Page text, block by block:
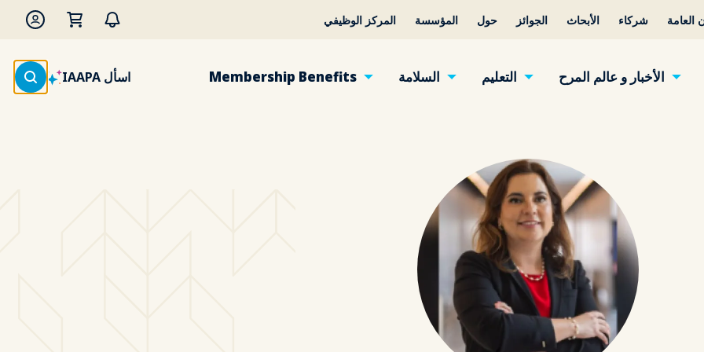
العامة شركاء الأبحاث الجوائز حول المؤسسة المركز الوظيفي
الأخبار و عالم المرح التعليم السلامة Membership Benefits اسأل IAAPA